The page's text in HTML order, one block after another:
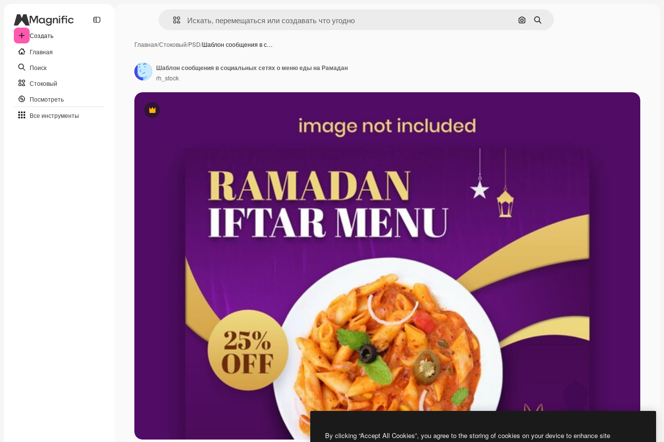
Создать
Главная
Поиск
Стоковый
Посмотреть
Все инструменты
Поиск по изображению
Поиск
Главная/Стоковый/PSD/Шаблон сообщения в с…
Премиум
Шаблон сообщения в социальных сетях о меню еды на Рамадан
rh_stock
By clicking “Accept All Cookies”, you agree to the storing of cookies on your device to enhance site